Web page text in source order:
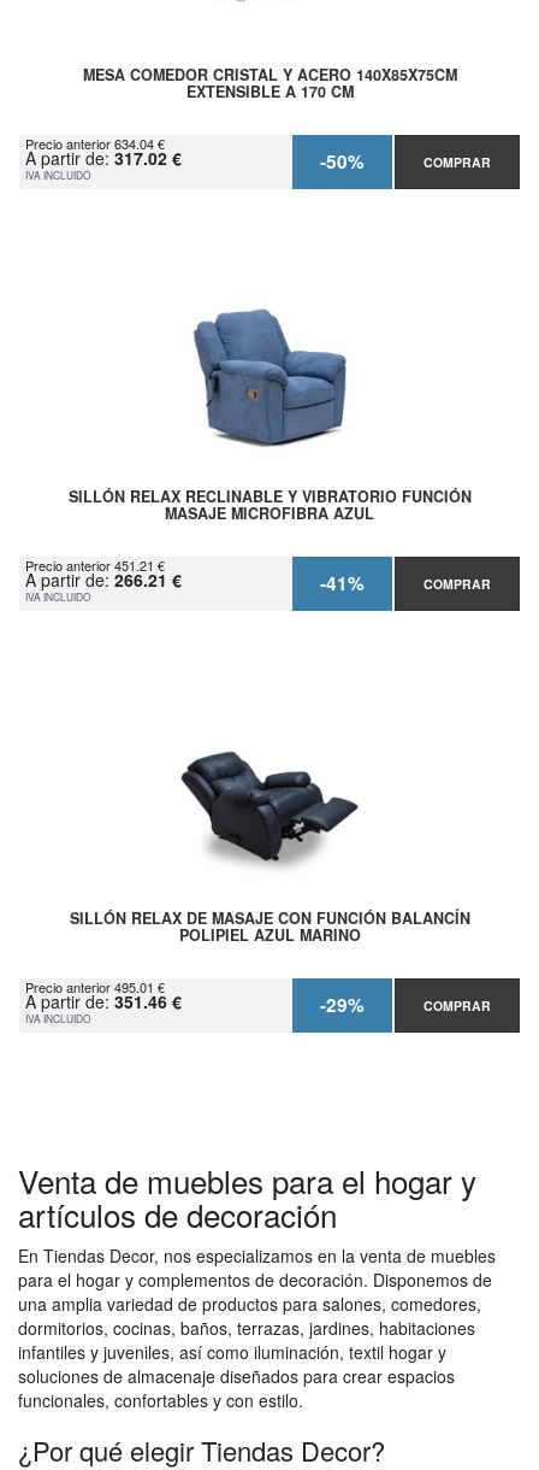
MESA COMEDOR CRISTAL Y ACERO 140X85X75CM
EXTENSIBLE A 170 CM
Precio anterior 634.04 €
A partir de: 317.02 €
IVA INCLUIDO -50% COMPRAR
SILLÓN RELAX RECLINABLE Y VIBRATORIO FUNCIÓN
MASAJE MICROFIBRA AZUL
Precio anterior 451.21 €
A partir de: 266.21 €
IVA INCLUIDO -41% COMPRAR
SILLÓN RELAX DE MASAJE CON FUNCIÓN BALANCÍN
POLIPIEL AZUL MARINO
Precio anterior 495.01 €
A partir de: 351.46 €
IVA INCLUIDO -29% COMPRAR
Venta de muebles para el hogar y
artículos de decoración
En Tiendas Decor, nos especializamos en la venta de muebles
para el hogar y complementos de decoración. Disponemos de
una amplia variedad de productos para salones, comedores,
dormitorios, cocinas, baños, terrazas, jardines, habitaciones
infantiles y juveniles, así como iluminación, textil hogar y
soluciones de almacenaje diseñados para crear espacios
funcionales, confortables y con estilo.
¿Por qué elegir Tiendas Decor?